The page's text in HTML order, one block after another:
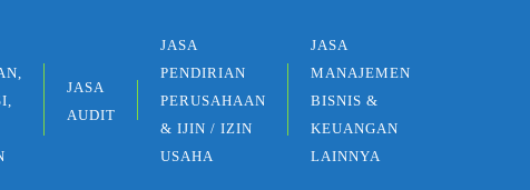
JASA
AUDIT
JASA
PENDIRIAN
PERUSAHAAN
& IJIN / IZIN
USAHA
JASA
MANAJEMEN
BISNIS &
KEUANGAN
LAINNYA